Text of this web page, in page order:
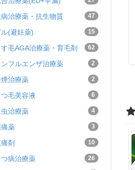
治療薬・抗生物質 47
ル(避妊薬) 15
す毛AGA治療薬・育毛剤 62
ンフルエンザ治療薬 2
治療薬 2
つ毛美容液 6
治療薬 4
薬 3
剤 10
つ病治療薬 26